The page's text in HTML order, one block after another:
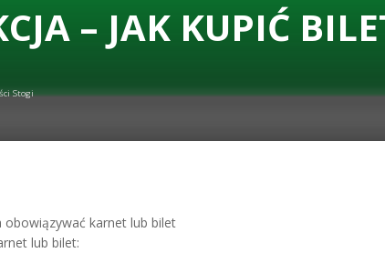
– JAK KUPIĆ
Stogi
obowiązywać karnet lub bilet
lub bilet: